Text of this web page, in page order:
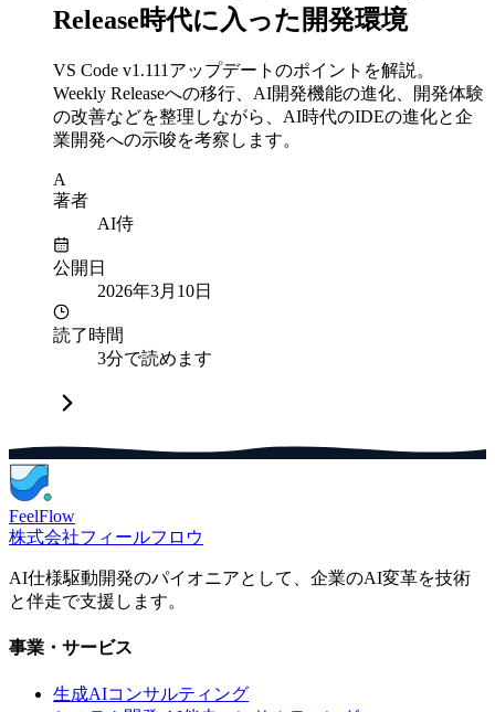
Release時代に入った開発環境
VS Code v1.111アップデートのポイントを解説。
Weekly Releaseへの移行、AI開発機能の進化、開発体験
の改善などを整理しながら、AI時代のIDEの進化と企
業開発への示唆を考察します。
A
著者
AI侍
公開日
2026年3月10日
読了時間
3分で読めます
FeelFlow
株式会社フィールフロウ
AI仕様駆動開発のパイオニアとして、企業のAI変革を技術
と伴走で支援します。
事業・サービス
生成AIコンサルティング